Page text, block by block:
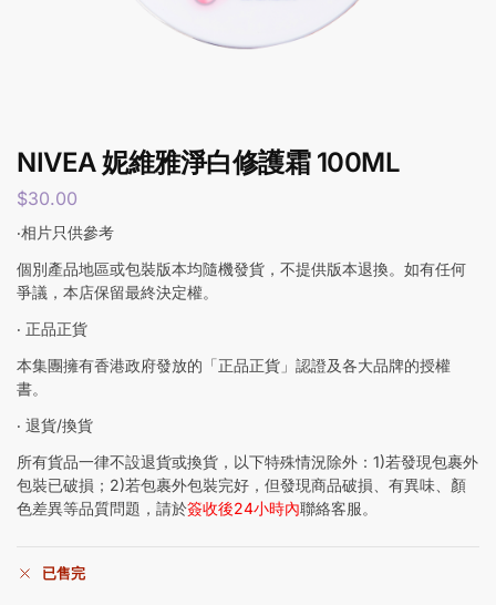
NIVEA 妮維雅淨白修護霜 100ML
$30.00
‧相片只供參考
個別產品地區或包裝版本均隨機發貨，不提供版本退換。如有任何
爭議，本店保留最終決定權。
‧ 正品正貨
本集團擁有香港政府發放的「正品正貨」認證及各大品牌的授權
書。
‧ 退貨/換貨
所有貨品一律不設退貨或換貨，以下特殊情況除外：1)若發現包裹外
包裝已破損；2)若包裹外包裝完好，但發現商品破損、有異味、顏
色差異等品質問題，請於簽收後24小時內聯絡客服。
已售完